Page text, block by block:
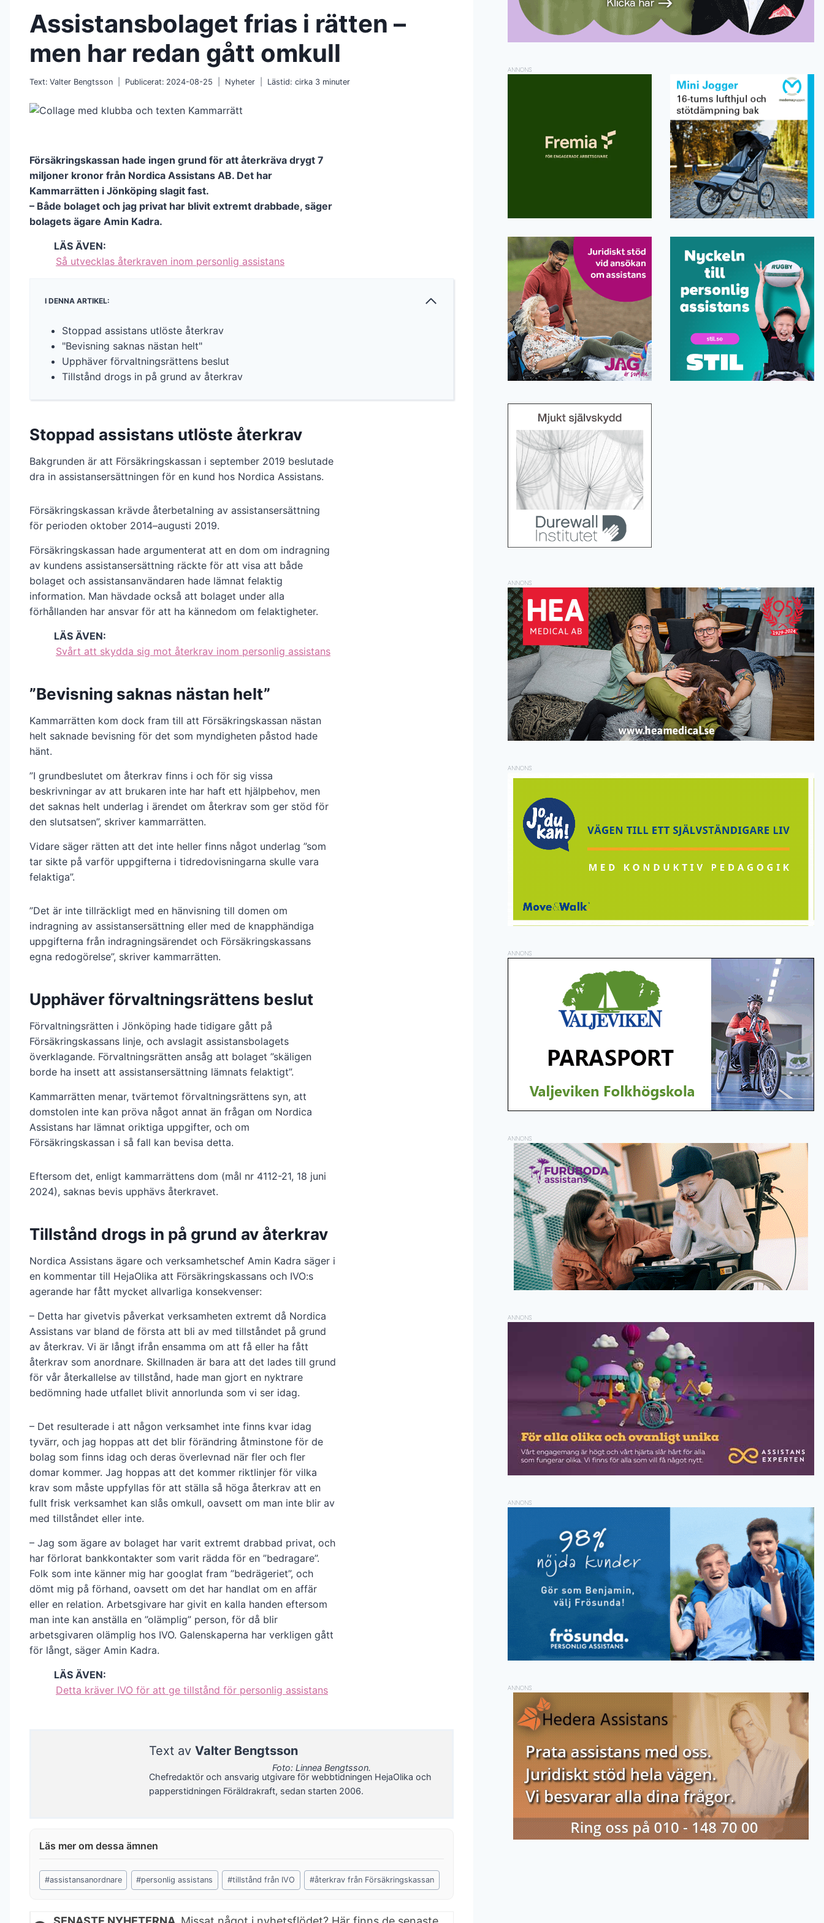
Assistansbolaget frias i rätten –
men har redan gått omkull
Text: Valter Bengtsson Publicerat: 2024-08-25 Nyheter Lästid: cirka 3 minuter
Försäkringskassan hade ingen grund för att återkräva drygt 7
miljoner kronor från Nordica Assistans AB. Det har
Kammarrätten i Jönköping slagit fast.
– Både bolaget och jag privat har blivit extremt drabbade, säger
bolagets ägare Amin Kadra.
LÄS ÄVEN:
Så utvecklas återkraven inom personlig assistans
I DENNA ARTIKEL:
Stoppad assistans utlöste återkrav
"Bevisning saknas nästan helt"
Upphäver förvaltningsrättens beslut
Tillstånd drogs in på grund av återkrav
Stoppad assistans utlöste återkrav
Bakgrunden är att Försäkringskassan i september 2019 beslutade
dra in assistansersättningen för en kund hos Nordica Assistans.
Försäkringskassan krävde återbetalning av assistansersättning
för perioden oktober 2014–augusti 2019.
Försäkringskassan hade argumenterat att en dom om indragning
av kundens assistansersättning räckte för att visa att både
bolaget och assistansanvändaren hade lämnat felaktig
information. Man hävdade också att bolaget under alla
förhållanden har ansvar för att ha kännedom om felaktigheter.
LÄS ÄVEN:
Svårt att skydda sig mot återkrav inom personlig assistans
”Bevisning saknas nästan helt”
Kammarrätten kom dock fram till att Försäkringskassan nästan
helt saknade bevisning för det som myndigheten påstod hade
hänt.
”I grundbeslutet om återkrav finns i och för sig vissa
beskrivningar av att brukaren inte har haft ett hjälpbehov, men
det saknas helt underlag i ärendet om återkrav som ger stöd för
den slutsatsen”, skriver kammarrätten.
Vidare säger rätten att det inte heller finns något underlag ”som
tar sikte på varför uppgifterna i tidredovisningarna skulle vara
felaktiga”.
”Det är inte tillräckligt med en hänvisning till domen om
indragning av assistansersättning eller med de knapphändiga
uppgifterna från indragningsärendet och Försäkringskassans
egna redogörelse”, skriver kammarrätten.
Upphäver förvaltningsrättens beslut
Förvaltningsrätten i Jönköping hade tidigare gått på
Försäkringskassans linje, och avslagit assistansbolagets
överklagande. Förvaltningsrätten ansåg att bolaget ”skäligen
borde ha insett att assistansersättning lämnats felaktigt”.
Kammarrätten menar, tvärtemot förvaltningsrättens syn, att
domstolen inte kan pröva något annat än frågan om Nordica
Assistans har lämnat oriktiga uppgifter, och om
Försäkringskassan i så fall kan bevisa detta.
Eftersom det, enligt kammarrättens dom (mål nr 4112-21, 18 juni
2024), saknas bevis upphävs återkravet.
Tillstånd drogs in på grund av återkrav
Nordica Assistans ägare och verksamhetschef Amin Kadra säger i
en kommentar till HejaOlika att Försäkringskassans och IVO:s
agerande har fått mycket allvarliga konsekvenser:
– Detta har givetvis påverkat verksamheten extremt då Nordica
Assistans var bland de första att bli av med tillståndet på grund
av återkrav. Vi är långt ifrån ensamma om att få eller ha fått
återkrav som anordnare. Skillnaden är bara att det lades till grund
för vår återkallelse av tillstånd, hade man gjort en nyktrare
bedömning hade utfallet blivit annorlunda som vi ser idag.
– Det resulterade i att någon verksamhet inte finns kvar idag
tyvärr, och jag hoppas att det blir förändring åtminstone för de
bolag som finns idag och deras överlevnad när fler och fler
domar kommer. Jag hoppas att det kommer riktlinjer för vilka
krav som måste uppfyllas för att ställa så höga återkrav att en
fullt frisk verksamhet kan slås omkull, oavsett om man inte blir av
med tillståndet eller inte.
– Jag som ägare av bolaget har varit extremt drabbad privat, och
har förlorat bankkontakter som varit rädda för en ”bedragare”.
Folk som inte känner mig har googlat fram ”bedrägeriet”, och
dömt mig på förhand, oavsett om det har handlat om en affär
eller en relation. Arbetsgivare har givit en kalla handen eftersom
man inte kan anställa en ”olämplig” person, för då blir
arbetsgivaren olämplig hos IVO. Galenskaperna har verkligen gått
för långt, säger Amin Kadra.
LÄS ÄVEN:
Detta kräver IVO för att ge tillstånd för personlig assistans
Foto: Linnea Bengtsson.
Text av Valter Bengtsson
Chefredaktör och ansvarig utgivare för webbtidningen HejaOlika och
papperstidningen Föräldrakraft, sedan starten 2006.
Post
Tags:
#assistansanordnare #personlig assistans #tillstånd från IVO #återkrav från Försäkringskassan
ANNONS
ANNONS
ANNONS
ANNONS
ANNONS
ANNONS
ANNONS
ANNONS